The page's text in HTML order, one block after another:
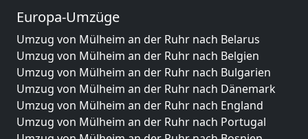
Europa-Umzüge
Umzug von Mülheim an der Ruhr nach Belarus
Umzug von Mülheim an der Ruhr nach Belgien
Umzug von Mülheim an der Ruhr nach Bulgarien
Umzug von Mülheim an der Ruhr nach Dänemark
Umzug von Mülheim an der Ruhr nach England
Umzug von Mülheim an der Ruhr nach Portugal